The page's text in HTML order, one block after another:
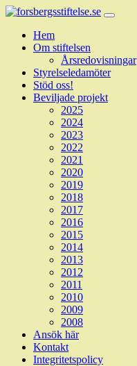
Hem
Om stiftelsen
Årsredovisningar
Styrelseledamöter
Stöd oss!
Beviljade projekt
2025
2024
2023
2022
2021
2020
2019
2018
2017
2016
2015
2014
2013
2012
2011
2010
2009
2008
Ansök här
Kontakt
Integritetspolicy